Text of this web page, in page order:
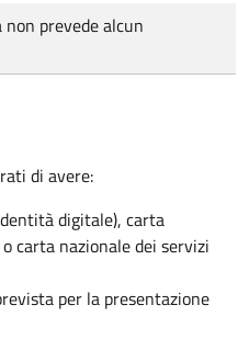
prevede alcun
di avere:
digitale), carta
carta nazionale dei servizi
per la presentazione